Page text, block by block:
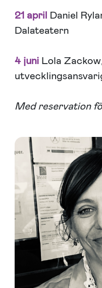
21 april Daniel
Dalateatern
4 juni Lola
Med reservation